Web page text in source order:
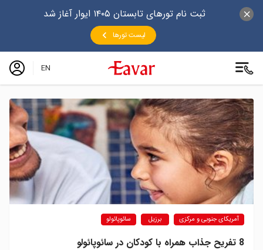
ثبت نام تورهای تابستان ۱۴۰۵ ایوار آغاز شد
لیست تورها
EN
آمریکای جنوبی و مرکزی برزیل سائوپائولو
8 تفریح جذاب همراه با کودکان در سائوپائولو